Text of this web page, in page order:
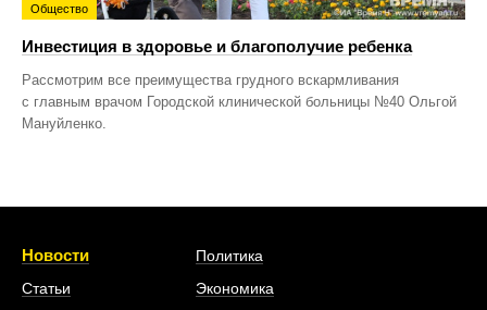
Общество
Инвестиция в здоровье и благополучие ребенка
Рассмотрим все преимущества грудного вскармливания
с главным врачом Городской клинической больницы №40 Ольгой
Мануйленко.
Новости
Статьи
Политика
Экономика